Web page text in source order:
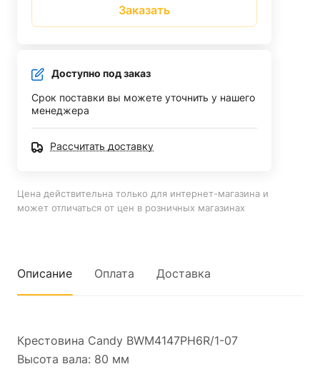
Заказать
Доступно под заказ
Срок поставки вы можете уточнить у нашего
менеджера
Рассчитать доставку
Цена действительна только для интернет-магазина и
может отличаться от цен в розничных магазинах
Описание Оплата Доставка
Крестовина Candy BWM4147PH6R/1-07
Высота вала: 80 мм